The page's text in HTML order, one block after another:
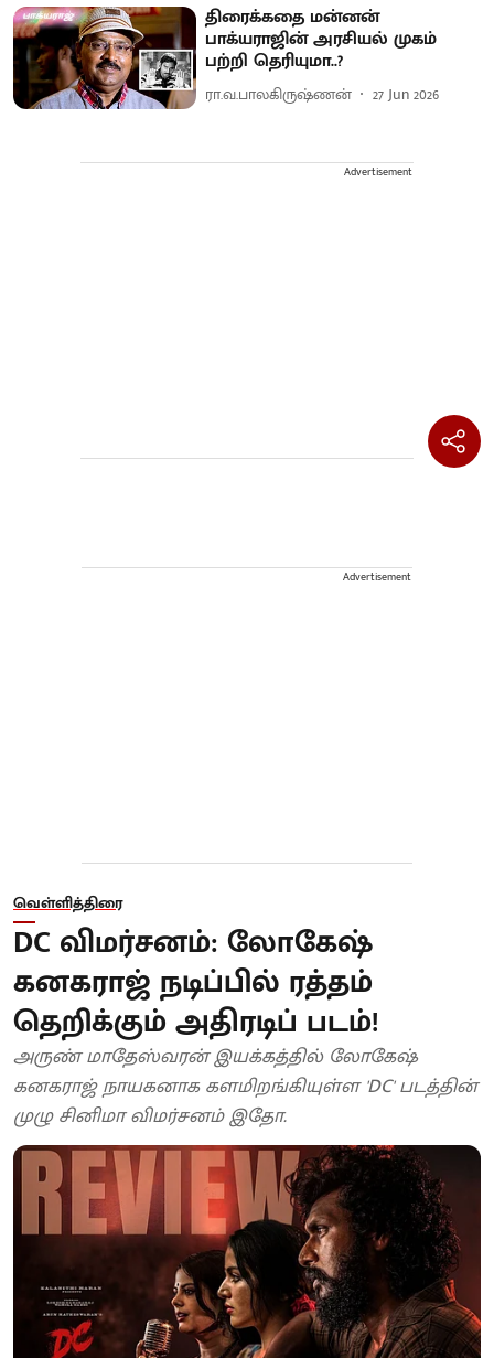
திரைக்கதை மன்னன்
பாக்யராஜின் அரசியல் முகம்
பற்றி தெரியுமா..?
ரா.வ.பாலகிருஷ்ணன் 27 Jun 2026
Advertisement
Advertisement
வெள்ளித்திரை
DC விமர்சனம்: லோகேஷ்
கனகராஜ் நடிப்பில் ரத்தம்
தெறிக்கும் அதிரடிப் படம்!
அருண் மாதேஸ்வரன் இயக்கத்தில் லோகேஷ்
கனகராஜ் நாயகனாக களமிறங்கியுள்ள 'DC' படத்தின்
முழு சினிமா விமர்சனம் இதோ.